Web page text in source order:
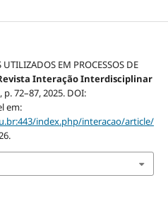
EM PROCESSOS DE
Interação Interdisciplinar
p. 72–87, 2025. DOI:
em:
index.php/interacao/article/